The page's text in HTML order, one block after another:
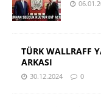
TÜRK WALLRAFF
ARKASI
30.12.2024 0